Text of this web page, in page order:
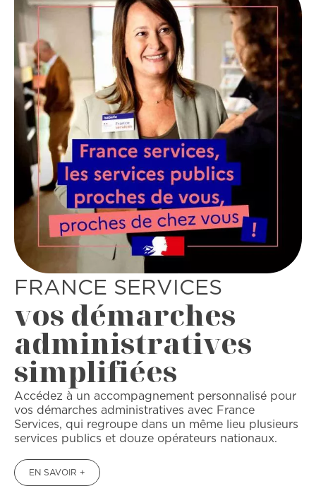
FRANCE SERVICES
vos démarches
administratives
simplifiées
Accédez à un accompagnement personnalisé pour
vos démarches administratives avec France
Services, qui regroupe dans un même lieu plusieurs
services publics et douze opérateurs nationaux.
EN SAVOIR +